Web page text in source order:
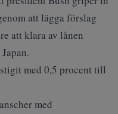
att lägga förslag
att klara av lånen
med 0,5 procent till
med